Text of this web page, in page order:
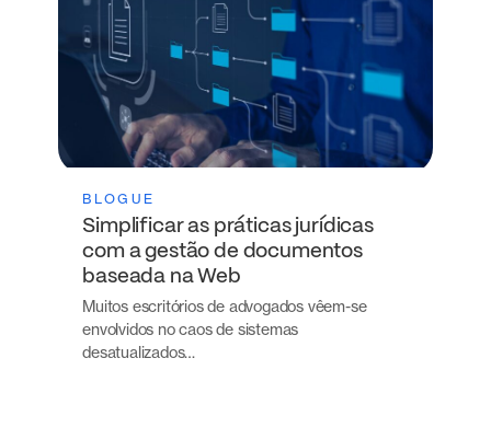
BLOGUE
Simplificar as práticas jurídicas
com a gestão de documentos
baseada na Web
Muitos escritórios de advogados vêem-se
envolvidos no caos de sistemas
desatualizados…